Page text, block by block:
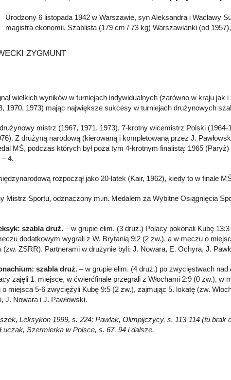
Urodzony 6 listopada 1942 w Warszawie, syn Aleksandra i Wacławy
magistra ekonomii. Szablista (179 cm / 73 kg) Warszawianki (od
wielkich wyników w turniejach indywidualnych (zarówno w kraju
1970, 1973) mając największe sukcesy w turniejach drużynowych
mistrz (1967, 1971, 1973), 7-krotny wicemistrz Polski
Z drużyną narodową (kierowaną i kompletowaną przez J.
MŚ, podczas których był poza tym 4-krotnym finalistą: 1965
– 4.
rozpoczął jako 20-latek (Kair, 1962), kiedy to w finale
Mistrz Sportu, odznaczony m.in. Medalem za Wybitne Osiągnięcia
szabla druż. – w grupie elim. (3 druż.) Polacy pokonali Kubę
dodatkowym wygrali z W. Brytanią 9:2 (2 zw.), a w meczu o
(zw. ZSRR). Partnerami w drużynie byli: J. Nowara, E. Ochyra, J.
szabla druż. – w grupie elim. (4 druż.) po zwycięstwach
zajęli 1. miejsce, w ćwierćfinale przegrali z Włochami 2:9 (0 zw.), w
miejsca 5-6 zwyciężyli Kubę 9:5 (2 zw.), zajmując 5. lokatę (zw.
J. Nowara i J. Pawłowski.
Leksykon 1999, s. 224; Pawlak, Olimpijczycy, s. 113-114 (tu brak
Szermierka w Polsce, s. 67, 94 i dalsze.